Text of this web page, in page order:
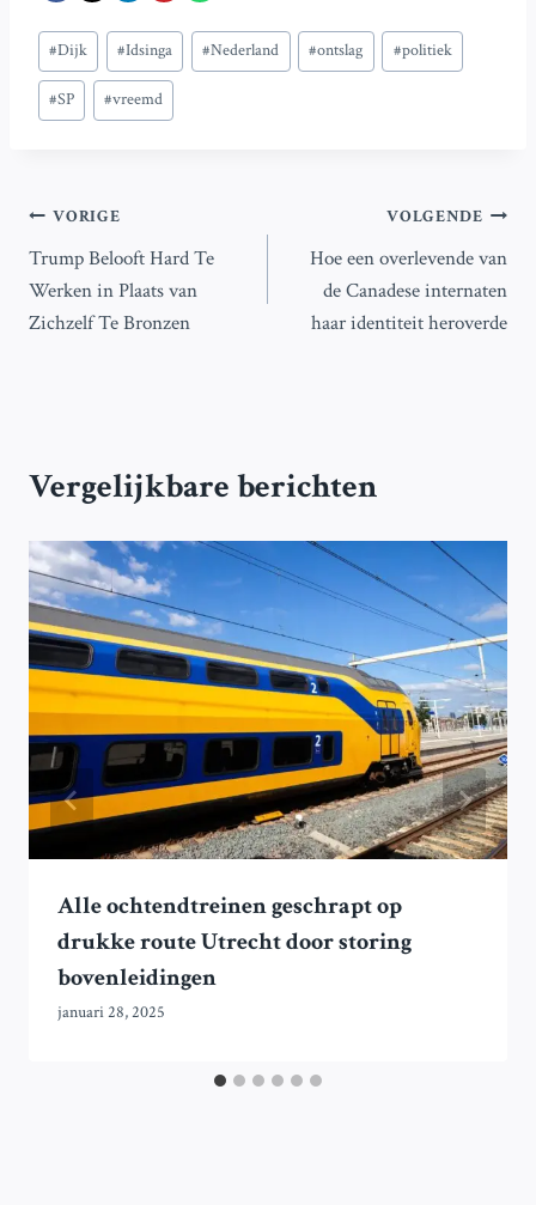
Bericht
tags:
#Dijk #Idsinga #Nederland #ontslag #politiek
#SP #vreemd
Bericht
navigatie
VORIGE
Trump Belooft Hard Te
Werken in Plaats van
Zichzelf Te Bronzen
VOLGENDE
Hoe een overlevende van
de Canadese internaten
haar identiteit heroverde
Vergelijkbare berichten
Alle ochtendtreinen geschrapt op
drukke route Utrecht door storing
bovenleidingen
januari 28, 2025